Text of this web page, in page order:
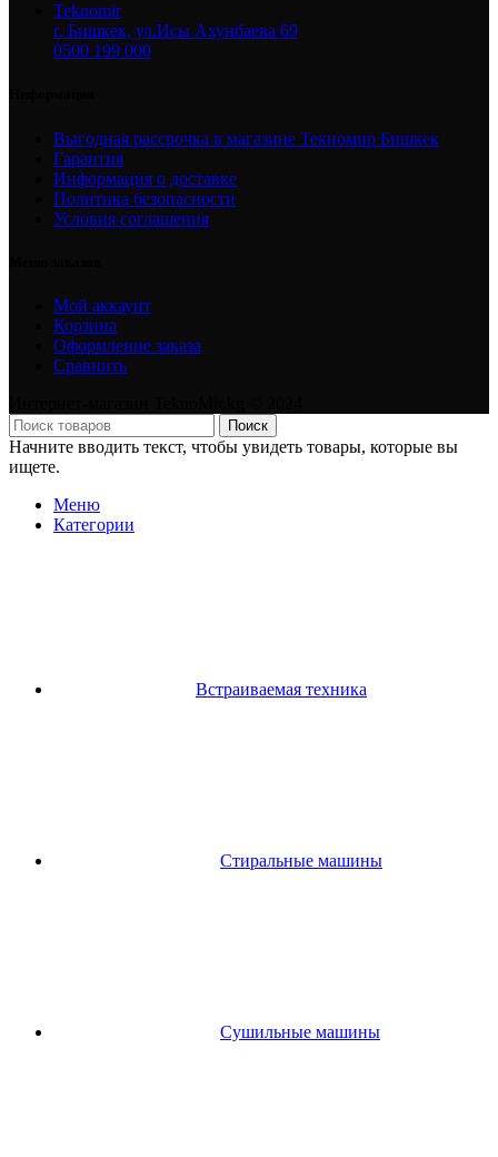
Teknomir
г. Бишкек, ул.Исы Ахунбаева 69
0500 199 000
Выгодная рассрочка в магазине Текномир Бишкек
Гарантия
Информация о доставке
Политика безопасности
Условия соглашения
Мой аккаунт
Корзина
Оформление заказа
Сравнить
Поиск
Начните вводить текст, чтобы увидеть товары, которые вы
ищете.
Меню
Категории
Встраиваемая техника
Стиральные машины
Сушильные машины